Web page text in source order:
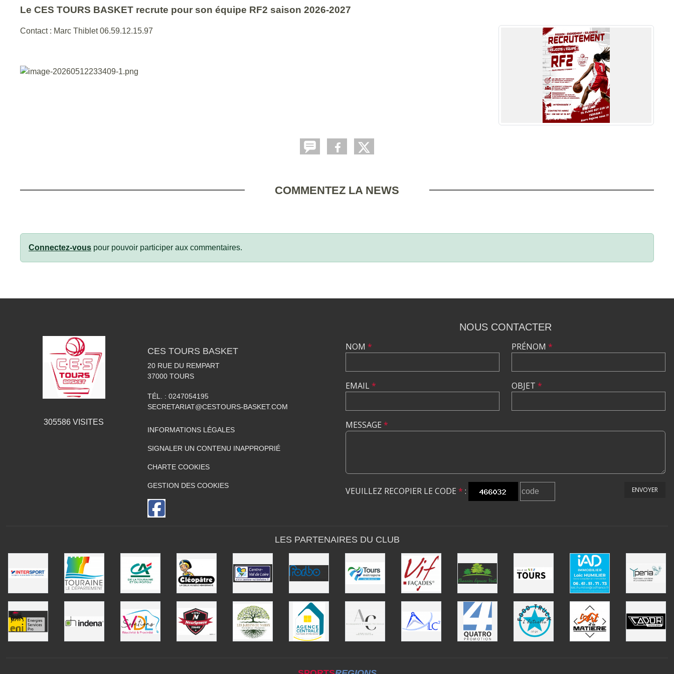
Le CES TOURS BASKET recrute pour son équipe RF2 saison 2026-2027
Contact : Marc Thiblet 06.59.12.15.97
COMMENTEZ LA NEWS
Connectez-vous pour pouvoir participer aux commentaires.
305586 VISITES
CES TOURS BASKET
20 RUE DU REMPART
37000 TOURS
TÉL. : 0247054195
SECRETARIAT@CESTOURS-BASKET.COM
INFORMATIONS LÉGALES
SIGNALER UN CONTENU INAPPROPRIÉ
CHARTE COOKIES
GESTION DES COOKIES
NOUS CONTACTER
NOM *
EMAIL*
PRÉNOM *
OBJET *
MESSAGE *
VEUILLEZ RECOPIER LE CODE * : ENVOYER
LES PARTENAIRES DU CLUB